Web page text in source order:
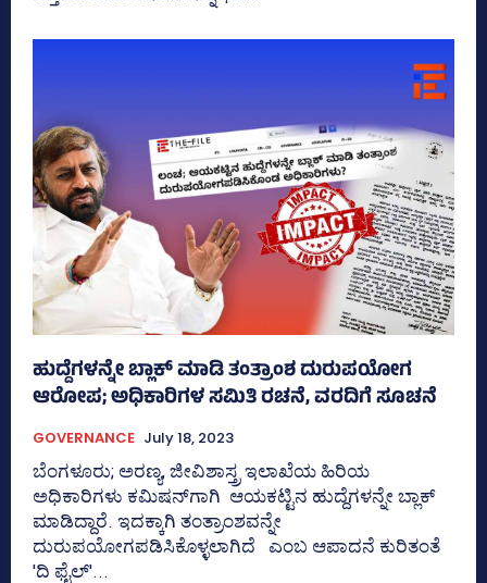
ಹುದ್ದೆಗಳನ್ನೇ ಬ್ಲಾಕ್‌ ಮಾಡಿ ತಂತ್ರಾಂಶ ದುರುಪಯೋಗ
ಆರೋಪ; ಅಧಿಕಾರಿಗಳ ಸಮಿತಿ ರಚನೆ, ವರದಿಗೆ ಸೂಚನೆ
GOVERNANCE July 18, 2023
ಬೆಂಗಳೂರು; ಅರಣ್ಯ, ಜೀವಿಶಾಸ್ತ್ರ ಇಲಾಖೆಯ ಹಿರಿಯ
ಅಧಿಕಾರಿಗಳು ಕಮಿಷನ್‌ಗಾಗಿ ಆಯಕಟ್ಟಿನ ಹುದ್ದೆಗಳನ್ನೇ ಬ್ಲಾಕ್‌
ಮಾಡಿದ್ದಾರೆ. ಇದಕ್ಕಾಗಿ ತಂತ್ರಾಂಶವನ್ನೇ
ದುರುಪಯೋಗಪಡಿಸಿಕೊಳ್ಳಲಾಗಿದೆ ಎಂಬ ಆಪಾದನೆ ಕುರಿತಂತೆ
'ದಿ ಫೈಲ್‌'...